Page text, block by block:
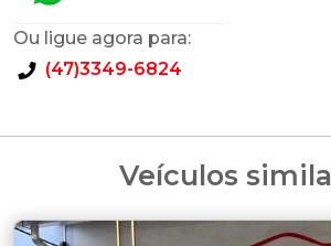
Ou ligue agora para:
(47)3349-6824
Veículos